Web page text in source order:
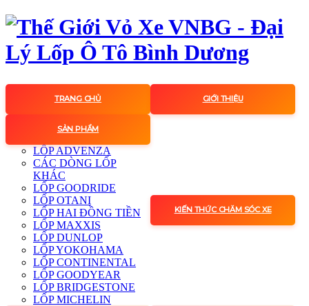
TRANG CHỦ GIỚI THIỆU
SẢN PHẨM
LỐP ADVENZA
CÁC DÒNG LỐP
KHÁC
LỐP GOODRIDE
LỐP OTANI
LỐP HAI ĐỒNG TIỀN
LỐP MAXXIS
LỐP DUNLOP
LỐP YOKOHAMA
LỐP CONTINENTAL
LỐP GOODYEAR
LỐP BRIDGESTONE
LỐP MICHELIN
KIẾN THỨC CHĂM SÓC XE